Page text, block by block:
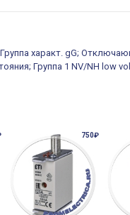
характ. gG;
Группа 1 NV/NH low
750₽